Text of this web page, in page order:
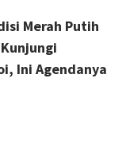
Merah Putih
Ini Agendanya